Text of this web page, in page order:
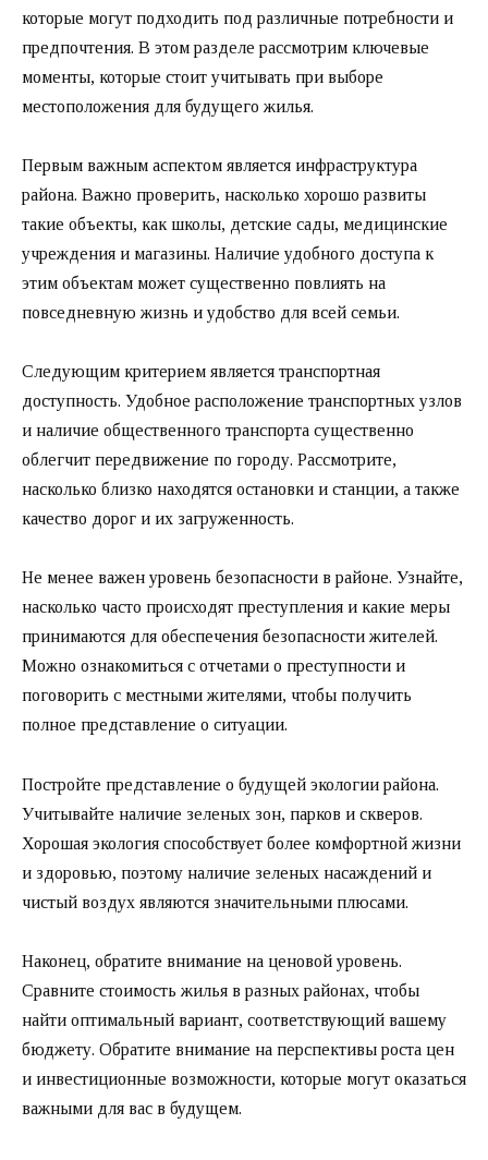
которые могут подходить под различные потребности и
предпочтения. В этом разделе рассмотрим ключевые
моменты, которые стоит учитывать при выборе
местоположения для будущего жилья.
Первым важным аспектом является инфраструктура
района. Важно проверить, насколько хорошо развиты
такие объекты, как школы, детские сады, медицинские
учреждения и магазины. Наличие удобного доступа к
этим объектам может существенно повлиять на
повседневную жизнь и удобство для всей семьи.
Следующим критерием является транспортная
доступность. Удобное расположение транспортных узлов
и наличие общественного транспорта существенно
облегчит передвижение по городу. Рассмотрите,
насколько близко находятся остановки и станции, а также
качество дорог и их загруженность.
Не менее важен уровень безопасности в районе. Узнайте,
насколько часто происходят преступления и какие меры
принимаются для обеспечения безопасности жителей.
Можно ознакомиться с отчетами о преступности и
поговорить с местными жителями, чтобы получить
полное представление о ситуации.
Постройте представление о будущей экологии района.
Учитывайте наличие зеленых зон, парков и скверов.
Хорошая экология способствует более комфортной жизни
и здоровью, поэтому наличие зеленых насаждений и
чистый воздух являются значительными плюсами.
Наконец, обратите внимание на ценовой уровень.
Сравните стоимость жилья в разных районах, чтобы
найти оптимальный вариант, соответствующий вашему
бюджету. Обратите внимание на перспективы роста цен
и инвестиционные возможности, которые могут оказаться
важными для вас в будущем.